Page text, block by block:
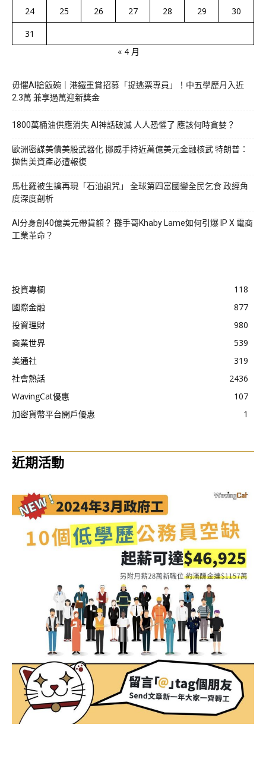
24
25 26 27 28 29
30
31
« 4 月
毋懼AI搶飯碗｜港鐵重賞招募「捉逃票專員」！中五學歷月入近
2.3萬 兼享過萬迎新獎金
1800萬桶油供應消失 AI神話破滅 人人恐懼了 應該何時貪婪？
歐洲密謀美債美股武器化 挪威手持近萬億美元金融核武 特朗普：
拋售美資產必遭報復
馬杜羅被生擒再現「石油詛咒」 全球第四富國變全民乞食 政經角
度深度剖析
AI分身創40億美元帶貨額？ 攤手哥Khaby Lame如何引爆 IP X 電商
工業革命？
投資專欄
118
國際金融
877
投資理財
980
商業世界
539
美通社
319
社會熱話
2436
WavingCat優惠
107
加密貨幣平台開戶優惠
1
近期活動